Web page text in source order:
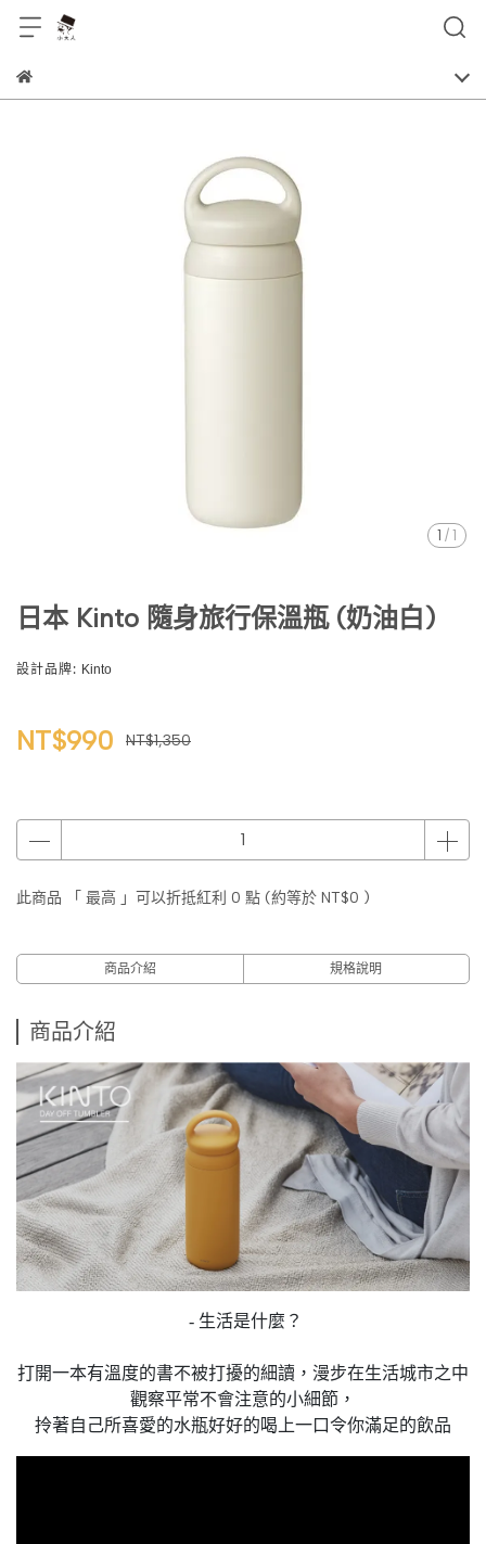
1 / 1
日本 Kinto 隨身旅行保溫瓶 (奶油白)
設計品牌: Kinto
NT$990 NT$1,350
此商品 「 最高 」可以折抵紅利 0 點 (約等於 NT$0 )
商品介紹 規格說明
商品介紹
- 生活是什麼？
打開一本有溫度的書不被打擾的細讀，漫步在生活城市之中
觀察平常不會注意的小細節，
拎著自己所喜愛的水瓶好好的喝上一口令你滿足的飲品